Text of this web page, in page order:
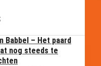
Babbel – Het paard
nog steeds te